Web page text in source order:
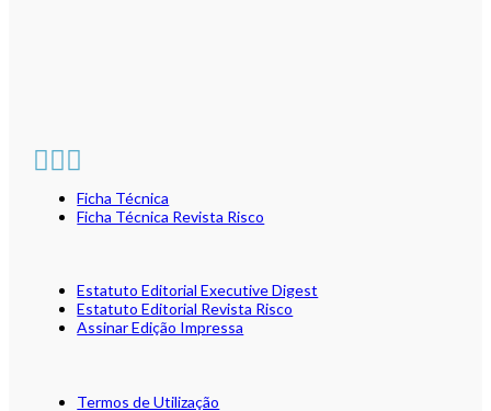
Ficha Técnica
Ficha Técnica Revista Risco
Estatuto Editorial Executive Digest
Estatuto Editorial Revista Risco
Assinar Edição Impressa
Termos de Utilização